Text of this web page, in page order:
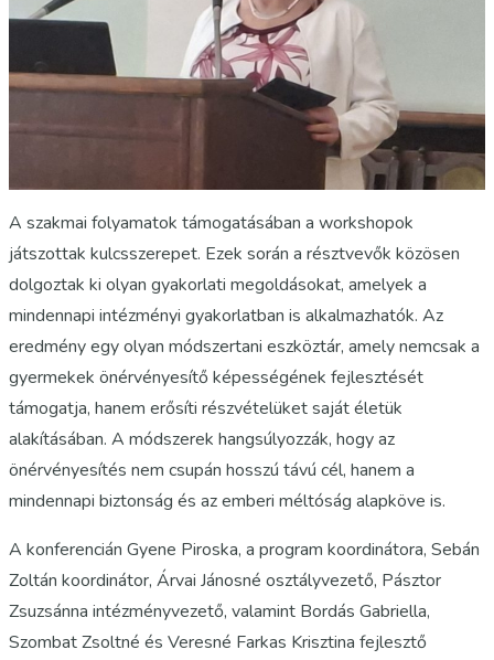
A szakmai folyamatok támogatásában a workshopok
játszottak kulcsszerepet. Ezek során a résztvevők közösen
dolgoztak ki olyan gyakorlati megoldásokat, amelyek a
mindennapi intézményi gyakorlatban is alkalmazhatók. Az
eredmény egy olyan módszertani eszköztár, amely nemcsak a
gyermekek önérvényesítő képességének fejlesztését
támogatja, hanem erősíti részvételüket saját életük
alakításában. A módszerek hangsúlyozzák, hogy az
önérvényesítés nem csupán hosszú távú cél, hanem a
mindennapi biztonság és az emberi méltóság alapköve is.
A konferencián Gyene Piroska, a program koordinátora, Sebán
Zoltán koordinátor, Árvai Jánosné osztályvezető, Pásztor
Zsuzsánna intézményvezető, valamint Bordás Gabriella,
Szombat Zsoltné és Veresné Farkas Krisztina fejlesztő